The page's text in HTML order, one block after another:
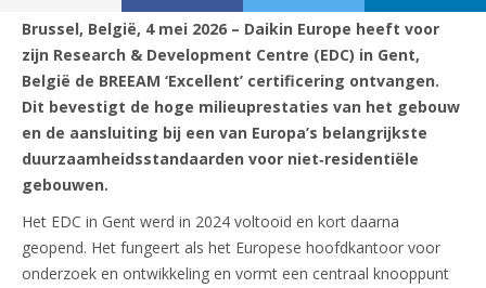
Brussel, België, 4 mei 2026 – Daikin Europe heeft voor
zijn Research & Development Centre (EDC) in Gent,
België de BREEAM ‘Excellent’ certificering ontvangen.
Dit bevestigt de hoge milieuprestaties van het gebouw
en de aansluiting bij een van Europa’s belangrijkste
duurzaamheidsstandaarden voor niet‑residentiële
gebouwen.
Het EDC in Gent werd in 2024 voltooid en kort daarna
geopend. Het fungeert als het Europese hoofdkantoor voor
onderzoek en ontwikkeling en vormt een centraal knooppunt